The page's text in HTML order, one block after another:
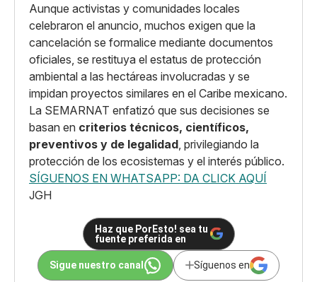
Aunque activistas y comunidades locales
celebraron el anuncio, muchos exigen que la
cancelación se formalice mediante documentos
oficiales, se restituya el estatus de protección
ambiental a las hectáreas involucradas y se
impidan proyectos similares en el Caribe mexicano.
La SEMARNAT enfatizó que sus decisiones se
basan en criterios técnicos, científicos,
preventivos y de legalidad , privilegiando la
protección de los ecosistemas y el interés público.
SÍGUENOS EN WHATSAPP: DA CLICK AQUÍ
JGH
Haz que PorEsto! sea tu
fuente preferida en
Sigue nuestro canal Síguenos en